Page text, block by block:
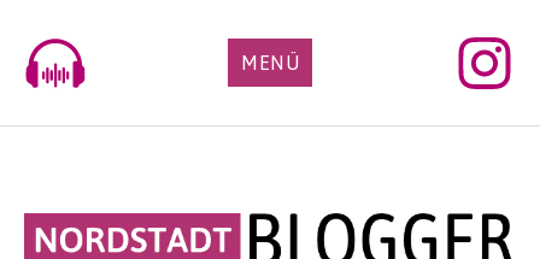
content
MENÜ